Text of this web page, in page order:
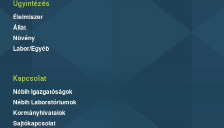
Ügyintézés
Élelmiszer
Állat
Növény
Labor/Egyéb
Kapcsolat
Nébih Igazgatóságok
Nébih Laboratóriumok
Kormányhivatalok
Sajtókapcsolat